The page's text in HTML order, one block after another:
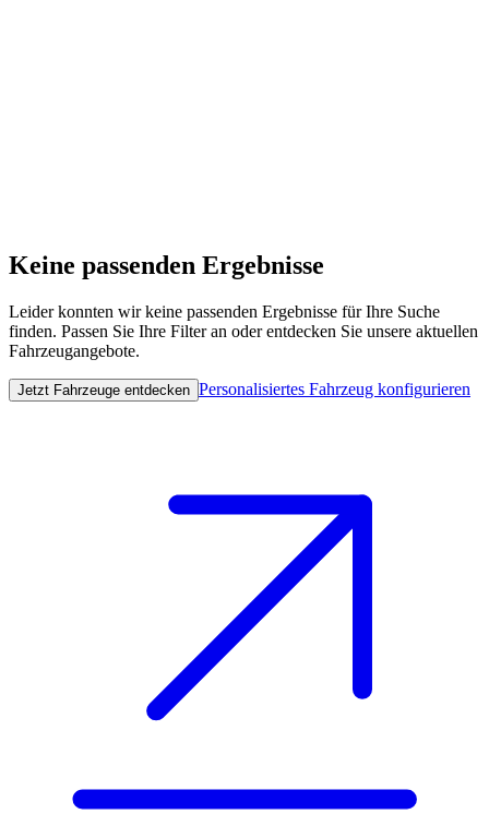
Keine passenden Ergebnisse
Leider konnten wir keine passenden Ergebnisse für Ihre Suche
finden. Passen Sie Ihre Filter an oder entdecken Sie unsere aktuellen
Fahrzeugangebote.
Jetzt Fahrzeuge entdecken Personalisiertes Fahrzeug konfigurieren